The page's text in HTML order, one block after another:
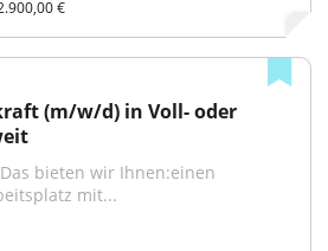
€
bieten wir Ihnen:einen
mit...